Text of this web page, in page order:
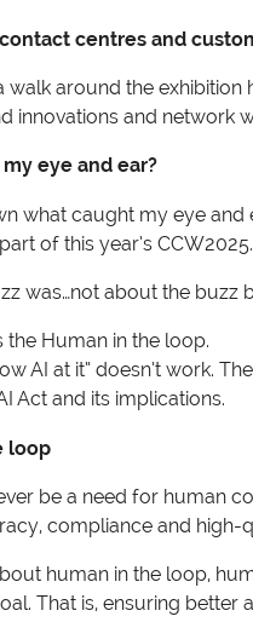
centres and
walk around the
innovations and network
eye and ear?
what caught my eye and
of this year’s
was…not about the
the Human in the loop.
AI at it” doesn’t work.
Act and its implications.
loop
be a need for human
compliance and
human in the loop,
That is, ensuring